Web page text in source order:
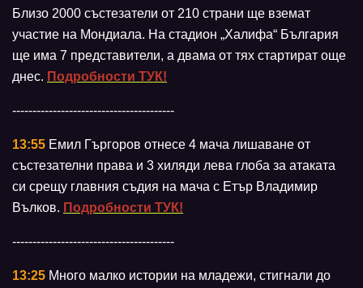
Близо 2000 състезатели от 210 страни ще вземат
участие на Мондиала. На стадион „Халифа“ България
ще има 7 представители, а двама от тях стартират още
днес. Подробности ТУК!
----------------------------------------
13:55 Емил Гъргоров отнесе 4 мача лишаване от
състезателни права и 3 хиляди лева глоба за атаката
си срещу главния съдия на мача с Етър Владимир
Вълков. Подробности ТУК!
----------------------------------------
13:25 Много малко истории на младежи, стигнали до